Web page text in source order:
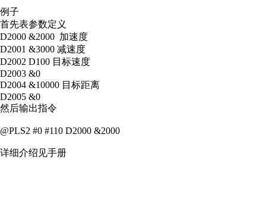
例子
首先表参数定义
D2000 &2000 加速度
D2001 &3000 减速度
D2002 D100 目标速度
D2003 &0
D2004 &10000 目标距离
D2005 &0
然后输出指令
@PLS2 #0 #110 D2000 &2000
详细介绍见手册